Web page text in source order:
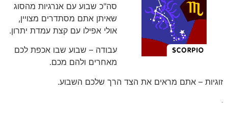
סה"כ שבוע עם אנרגיות מהסוג
שאיתן אתם מסתדרים מצויין,
אולי אפילו עם קצת עמדת יתרון.
עבודה – שבוע שבו אכפת לכם
מאחרים ולהם מכם.
זוגיות – אתם מראים את הצד הרך שלכם השבוע.
.